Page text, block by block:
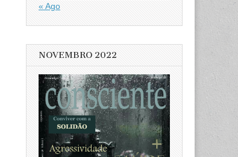
« Ago
NOVEMBRO 2022